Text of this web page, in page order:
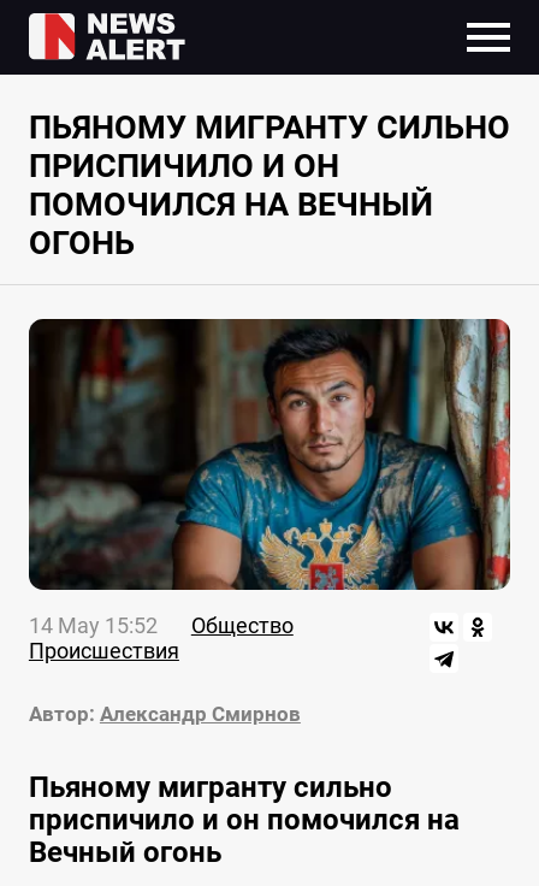
ПЬЯНОМУ МИГРАНТУ СИЛЬНО
ПРИСПИЧИЛО И ОН
ПОМОЧИЛСЯ НА ВЕЧНЫЙ
ОГОНЬ
14 May 15:52
Общество
Происшествия
Автор: Александр Смирнов
Пьяному мигранту сильно
приспичило и он помочился на
Вечный огонь